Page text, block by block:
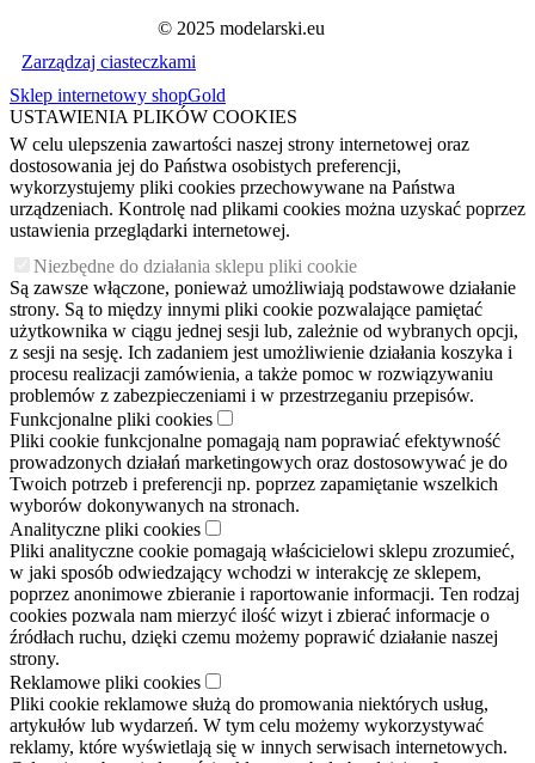
© 2025 modelarski.eu
Zarządzaj ciasteczkami
Sklep internetowy shopGold
USTAWIENIA PLIKÓW COOKIES
W celu ulepszenia zawartości naszej strony internetowej oraz
dostosowania jej do Państwa osobistych preferencji,
wykorzystujemy pliki cookies przechowywane na Państwa
urządzeniach. Kontrolę nad plikami cookies można uzyskać poprzez
ustawienia przeglądarki internetowej.
Niezbędne do działania sklepu pliki cookie
Są zawsze włączone, ponieważ umożliwiają podstawowe działanie
strony. Są to między innymi pliki cookie pozwalające pamiętać
użytkownika w ciągu jednej sesji lub, zależnie od wybranych opcji,
z sesji na sesję. Ich zadaniem jest umożliwienie działania koszyka i
procesu realizacji zamówienia, a także pomoc w rozwiązywaniu
problemów z zabezpieczeniami i w przestrzeganiu przepisów.
Funkcjonalne pliki cookies
Pliki cookie funkcjonalne pomagają nam poprawiać efektywność
prowadzonych działań marketingowych oraz dostosowywać je do
Twoich potrzeb i preferencji np. poprzez zapamiętanie wszelkich
wyborów dokonywanych na stronach.
Analityczne pliki cookies
Pliki analityczne cookie pomagają właścicielowi sklepu zrozumieć,
w jaki sposób odwiedzający wchodzi w interakcję ze sklepem,
poprzez anonimowe zbieranie i raportowanie informacji. Ten rodzaj
cookies pozwala nam mierzyć ilość wizyt i zbierać informacje o
źródłach ruchu, dzięki czemu możemy poprawić działanie naszej
strony.
Reklamowe pliki cookies
Pliki cookie reklamowe służą do promowania niektórych usług,
artykułów lub wydarzeń. W tym celu możemy wykorzystywać
reklamy, które wyświetlają się w innych serwisach internetowych.